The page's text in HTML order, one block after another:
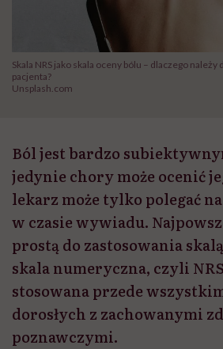
Skala NRS jako skala oceny bólu – dlaczego należy
pacjenta?
Unsplash.com
Ból jest bardzo
jedynie chory może ocenić
lekarz może tylko polegać
w czasie wywiadu.
prostą do zastosowania
skala numeryczna, czyli
stosowana przede
dorosłych z zachowanymi
poznawczymi.